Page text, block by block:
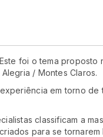
foi o tema proposto
/ Montes Claros.
em torno de
classificam a
para se